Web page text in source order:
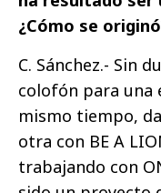
¿Cómo se
C. Sánchez.- Sin
colofón para una
mismo tiempo,
otra con BE A
trabajando con